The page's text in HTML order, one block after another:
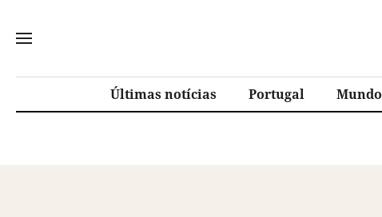
Últimas notícias Portugal Mundo